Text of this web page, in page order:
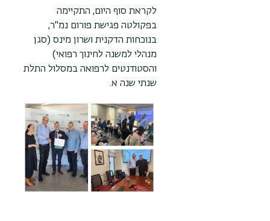
לקראת סוף היום, התקיימה
בפקולטה פגישת פורום נמ"ר,
בנוכחות הדקנית ושרון מינס (סגן
מנהלי למשנה לחינוך רפואי)
והסטודנטים לרפואה במסלול התלת
שנתי שנה א.